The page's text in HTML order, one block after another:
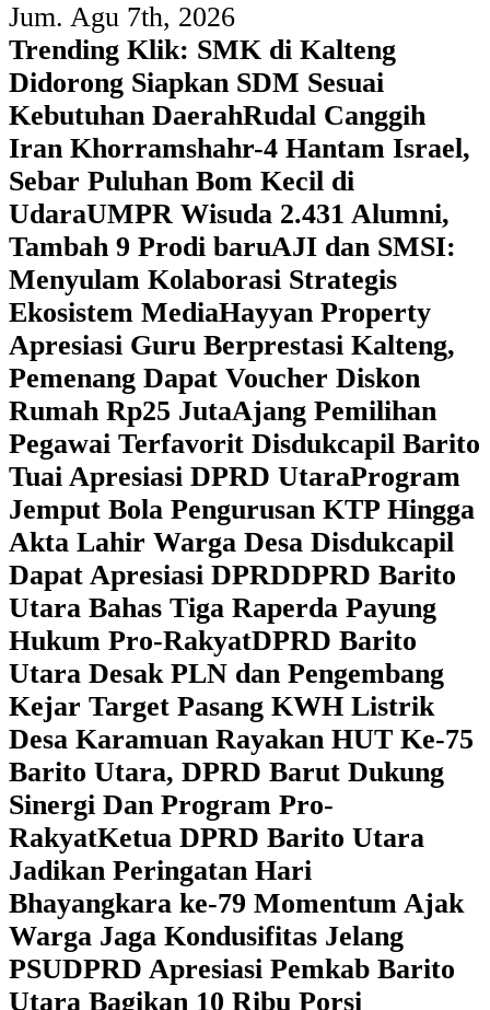
Jum. Agu 7th, 2026
Trending Klik: SMK di Kalteng
Didorong Siapkan SDM Sesuai
Kebutuhan DaerahRudal Canggih
Iran Khorramshahr-4 Hantam Israel,
Sebar Puluhan Bom Kecil di
UdaraUMPR Wisuda 2.431 Alumni,
Tambah 9 Prodi baruAJI dan SMSI:
Menyulam Kolaborasi Strategis
Ekosistem MediaHayyan Property
Apresiasi Guru Berprestasi Kalteng,
Pemenang Dapat Voucher Diskon
Rumah Rp25 JutaAjang Pemilihan
Pegawai Terfavorit Disdukcapil Barito
Tuai Apresiasi DPRD UtaraProgram
Jemput Bola Pengurusan KTP Hingga
Akta Lahir Warga Desa Disdukcapil
Dapat Apresiasi DPRDDPRD Barito
Utara Bahas Tiga Raperda Payung
Hukum Pro-RakyatDPRD Barito
Utara Desak PLN dan Pengembang
Kejar Target Pasang KWH Listrik
Desa Karamuan Rayakan HUT Ke-75
Barito Utara, DPRD Barut Dukung
Sinergi Dan Program Pro-
RakyatKetua DPRD Barito Utara
Jadikan Peringatan Hari
Bhayangkara ke-79 Momentum Ajak
Warga Jaga Kondusifitas Jelang
PSUDPRD Apresiasi Pemkab Barito
Utara Bagikan 10 Ribu Porsi